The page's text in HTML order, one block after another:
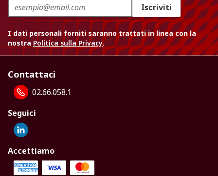
Iscriviti
I dati personali forniti saranno trattati in linea con la
nostra Politica sulla Privacy.
Contattaci
02.66.058.1
Seguici
Accettiamo